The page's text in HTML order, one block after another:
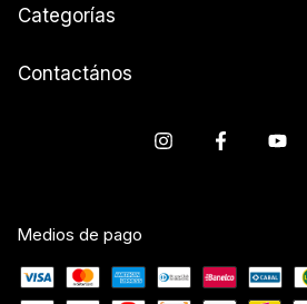
Categorías
Contactános
Medios de pago